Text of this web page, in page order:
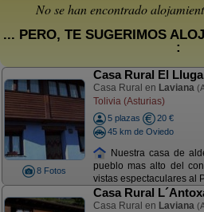
No se han encontrado
... PERO, TE SUGERIMOS
:
8 Fotos
Casa Rural El
Casa Rural en Laviana
Tolivia (Asturias)
5 plazas
20 €
45 km de Oviedo
Nuestra casa de
pueblo mas alto del
vistas espectaculares al
Casa Rural
Casa Rural en Laviana